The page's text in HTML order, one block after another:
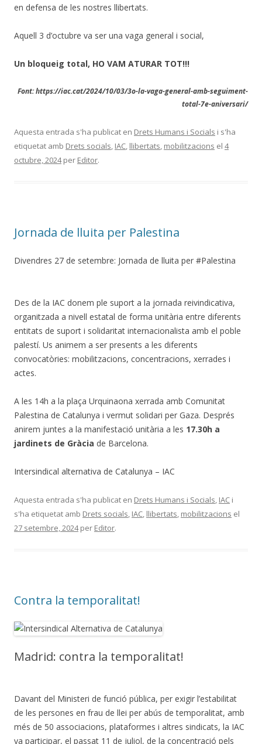
en defensa de les nostres llibertats.
Aquell 3 d’octubre va ser una vaga general i social,
Un bloqueig total, HO VAM ATURAR TOT!!!
Font: https://iac.cat/2024/10/03/3o-la-vaga-general-amb-seguiment-
total-7e-aniversari/
Aquesta entrada s'ha publicat en Drets Humans i Socials i s'ha
etiquetat amb Drets socials IAC llibertats mobilitzacions el 4
octubre, 2024per Editor.
Jornada de lluita per Palestina
Divendres 27 de setembre: Jornada de lluita per #Palestina
Des de la IAC donem ple suport a la jornada reivindicativa,
organitzada a nivell estatal de forma unitària entre diferents
entitats de suport i solidaritat internacionalista amb el poble
palestí. Us animem a ser presents a les diferents
convocatòries: mobilitzacions, concentracions, xerrades i
actes.
A les 14h a la plaça Urquinaona xerrada amb Comunitat
Palestina de Catalunya i vermut solidari per Gaza. Després
anirem juntes a la manifestació unitària a les 17.30h a
jardinets de Gràcia de Barcelona.
Intersindical alternativa de Catalunya – IAC
Aquesta entrada s'ha publicat en Drets Humans i Socials IAC i
s'ha etiquetat amb Drets socials IAC llibertats mobilitzacions el
27 setembre, 2024per Editor.
Contra la temporalitat!
Madrid: contra la temporalitat!
Davant del Ministeri de funció pública, per exigir l’estabilitat
de les persones en frau de llei per abús de temporalitat, amb
més de 50 associacions, plataformes i altres sindicats, la IAC
va participar, el passat 11 de juliol, de la concentració pels